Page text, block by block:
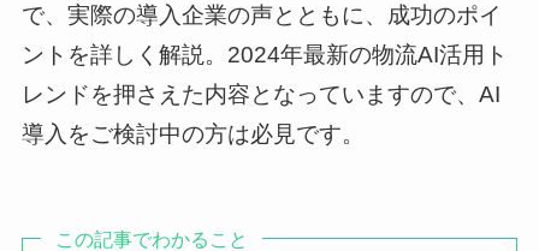
で、実際の導入企業の声とともに、成功のポイ
ントを詳しく解説。2024年最新の物流AI活用ト
レンドを押さえた内容となっていますので、AI
導入をご検討中の方は必見です。
この記事でわかること